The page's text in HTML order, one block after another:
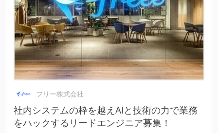
フリー株式会社
社内システムの枠を越えAIと技術の力で業務
をハックするリードエンジニア募集！